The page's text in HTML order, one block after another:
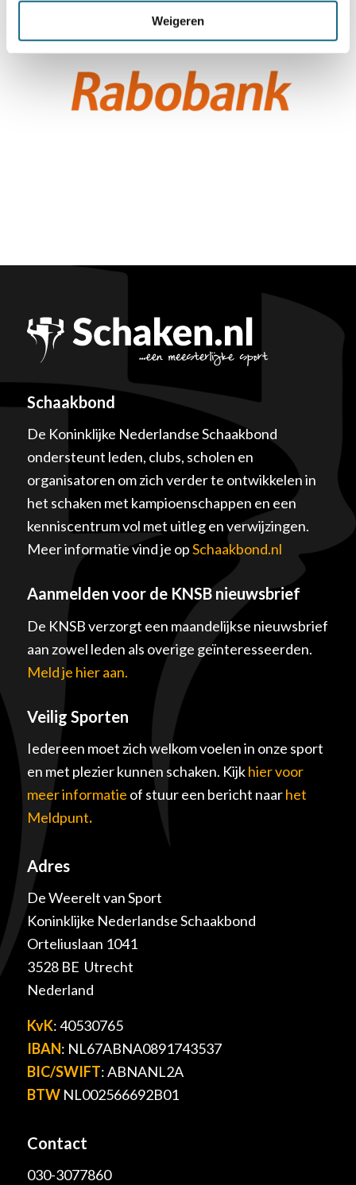
Weigeren
Schaakbond
De Koninklijke Nederlandse Schaakbond
ondersteunt leden, clubs, scholen en
organisatoren om zich verder te ontwikkelen in
het schaken met kampioenschappen en een
kenniscentrum vol met uitleg en verwijzingen.
Meer informatie vind je opSchaakbond.nl
Aanmelden voor de KNSB nieuwsbrief
De KNSB verzorgt een maandelijkse nieuwsbrief
aan zowel leden als overige geïnteresseerden.
Meld je hier aan.
Veilig Sporten
Iedereen moet zich welkom voelen in onze sport
en met plezier kunnen schaken. Kijkhier voor
meer informatie of stuur een bericht naarhet
Meldpunt.
Adres
De Weerelt van Sport
Koninklijke Nederlandse Schaakbond
Orteliuslaan 1041
3528 BE Utrecht
Nederland
KvK: 40530765
IBAN: NL67ABNA0891743537
BIC/SWIFT: ABNANL2A
BTWNL002566692B01
Contact
030-3077860